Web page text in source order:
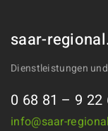
saar-
Dienstleistungen
0 68 81 – 9 22
info@saar-